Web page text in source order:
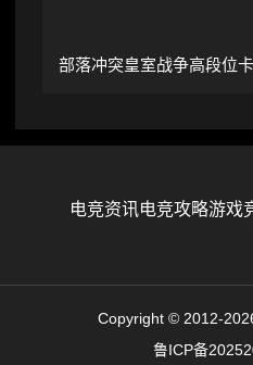
部落冲突皇室战争高段位
电竞资讯电竞攻略游戏
Copyright © 2012-
鲁ICP备